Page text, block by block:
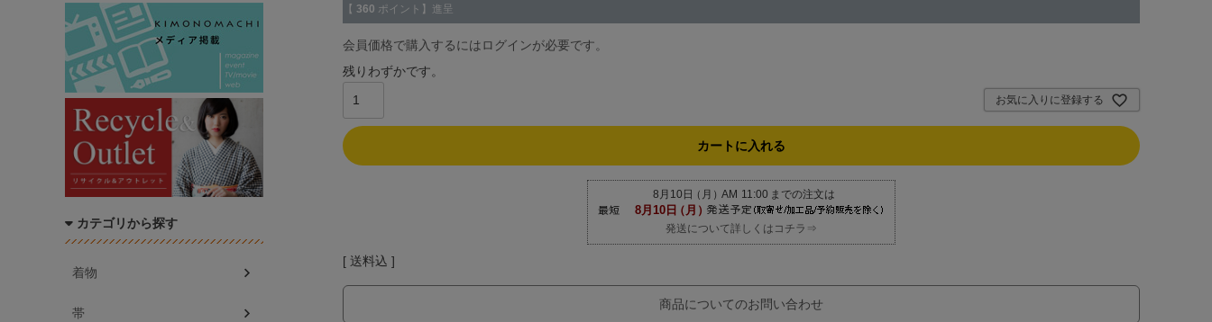
【 360 ポイント】進呈
会員価格で購入するにはログインが必要です。
残りわずかです。
お気に入りに登録する
カートに入れる
発送について詳しくはコチラ⇒
送料込
商品についてのお問い合わせ
カテゴリから探す
着物
帯